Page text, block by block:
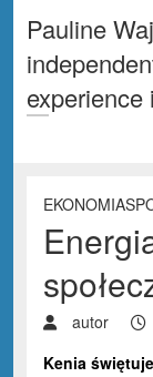
Pauline
experience
autor
Kenia